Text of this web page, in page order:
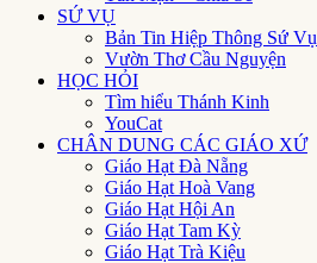
SỨ VỤ
Bản Tin Hiệp Thông Sứ Vụ
Vườn Thơ Cầu Nguyện
HỌC HỎI
Tìm hiểu Thánh Kinh
YouCat
CHÂN DUNG CÁC GIÁO XỨ
Giáo Hạt Đà Nẵng
Giáo Hạt Hoà Vang
Giáo Hạt Hội An
Giáo Hạt Tam Kỳ
Giáo Hạt Trà Kiệu